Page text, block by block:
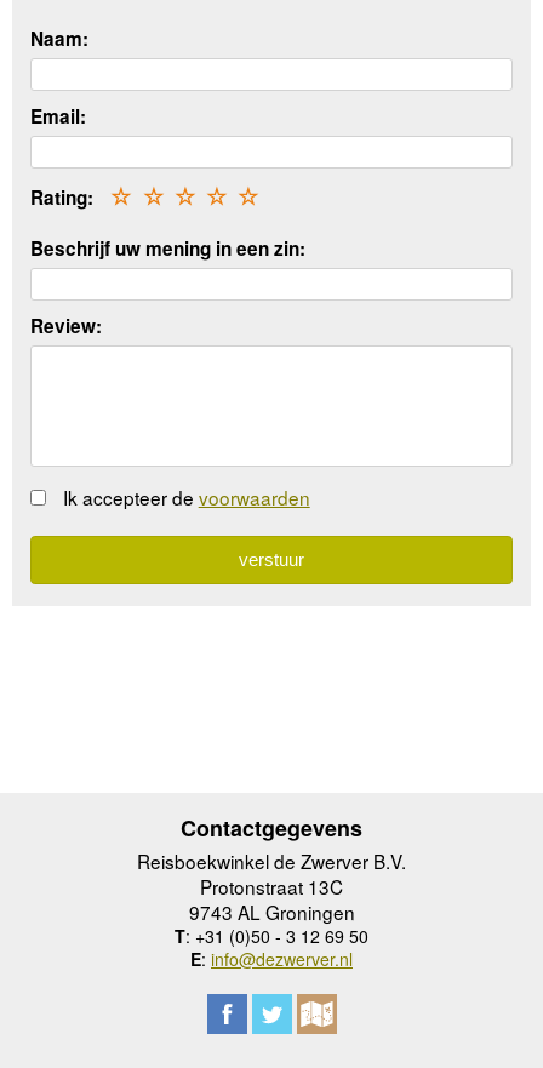
Naam:
Email:
Rating: ☆
☆
☆
☆
☆
Beschrijf uw mening in een zin:
Review:
Ik accepteer de voorwaarden
Contactgegevens
Reisboekwinkel de Zwerver B.V.
Protonstraat 13C
9743 AL Groningen
T: +31 (0)50 - 3 12 69 50
E: info@dezwerver.nl